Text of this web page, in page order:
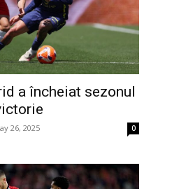
a încheiat sezonul
26, 2025 0